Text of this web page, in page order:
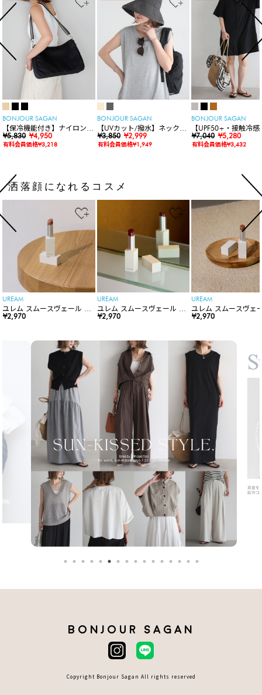
BONJOUR SAGAN
【保冷機能付き】ナイロンシ
ョルダーバッグ
¥5,830 ¥4,950
有料会員価格¥3,218
BONJOUR SAGAN
【UVカット/撥水】ネックカ
バー付きワイドリムハット
¥3,850 ¥2,999
有料会員価格¥1,949
BONJOUR SAGAN
【UPF50+・接触冷感
水】【水陸両用】ラ
ードロンパース
¥7,040 ¥5,280
有料会員価格¥3,432
洒落顔になれるコスメ
UREAM
ユレム スムースヴェール リ
ップスティック
¥2,970
UREAM
ユレム スムースヴェール リ
ップスティック
¥2,970
UREAM
ユレム スムースヴェ
ップスティック
¥2,970
BONJOUR SAGAN
Copyright Bonjour Sagan All rights reserved